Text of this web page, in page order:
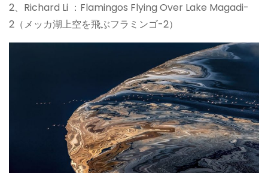
2、Richard Li ：Flamingos Flying Over Lake Magadi-
2（メッカ湖上空を飛ぶフラミンゴ-2）